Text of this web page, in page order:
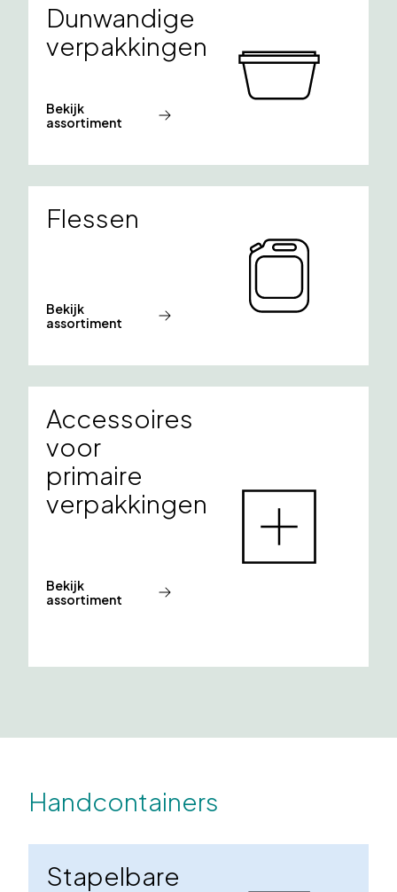
Dunwandige
verpakkingen
Bekijk
assortiment
Flessen
Bekijk
assortiment
Accessoires
voor
primaire
verpakkingen
Bekijk
assortiment
Handcontainers
Stapelbare